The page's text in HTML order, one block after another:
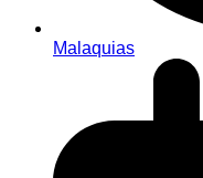
Malaquias